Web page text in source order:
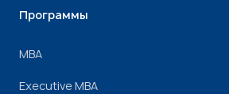
Программы
МВА
Executive MBA